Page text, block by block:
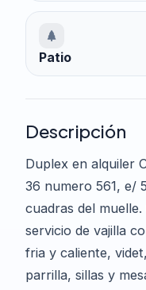
Patio
Descripción
Duplex en alquiler
36 numero 561, e/
cuadras del
servicio de vajilla
fria y caliente,
parrilla, sillas y